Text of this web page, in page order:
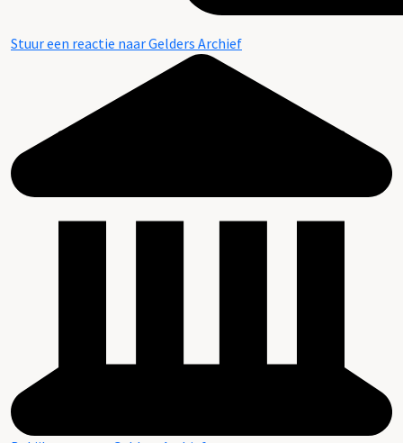
Stuur een reactie naar Gelders Archief